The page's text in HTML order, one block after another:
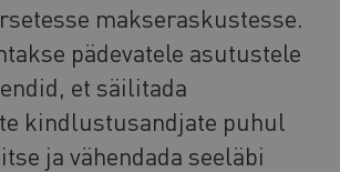
makseraskustesse.
pädevatele asutustele
et säilitada
kindlustusandjate puhul
ja vähendada seeläbi